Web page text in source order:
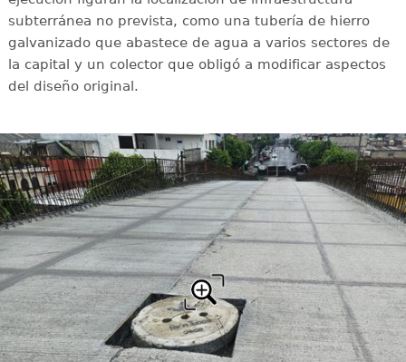
subterránea no prevista, como una tubería de hierro
galvanizado que abastece de agua a varios sectores de
la capital y un colector que obligó a modificar aspectos
del diseño original.